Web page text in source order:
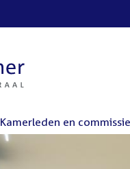
Kamerleden en